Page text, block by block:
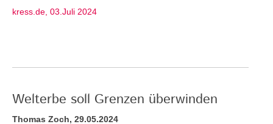
kress.de, 03.Juli 2024
Welterbe soll Grenzen überwinden
Thomas Zoch, 29.05.2024